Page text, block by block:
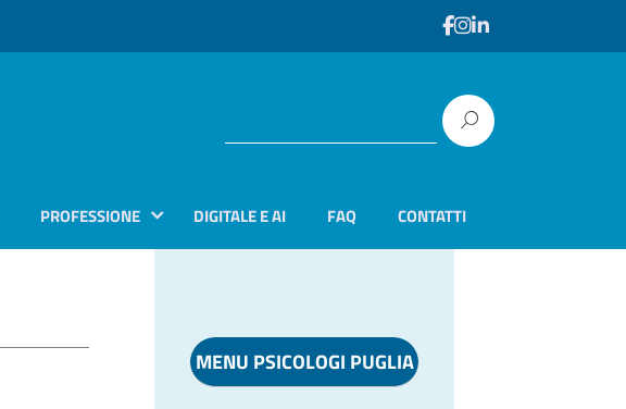
PROFESSIONE DIGITALE E AI FAQ CONTATTI
MENU PSICOLOGI PUGLIA